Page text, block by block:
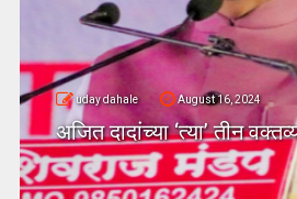
uday dahale August 16, 2024
अजित दादांच्या ‘त्या’ तीन